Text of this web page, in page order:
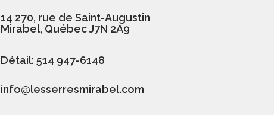
14 270, rue de Saint-Augustin
Mirabel, Québec J7N 2A9
Détail: 514 947-6148
info@lesserresmirabel.com